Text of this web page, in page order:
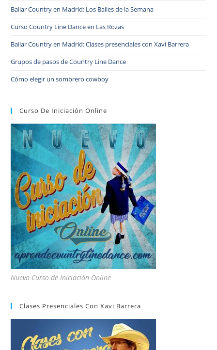
Bailar Country en Madrid: Los Bailes de la Semana
Curso Country Line Dance en Las Rozas
Bailar Country en Madrid: Clases presenciales con Xavi Barrera
Grupos de pasos de Country Line Dance
Cómo elegir un sombrero cowboy
Curso De Iniciación Online
Nuevo Curso de Iniciación Online
Clases Presenciales Con Xavi Barrera